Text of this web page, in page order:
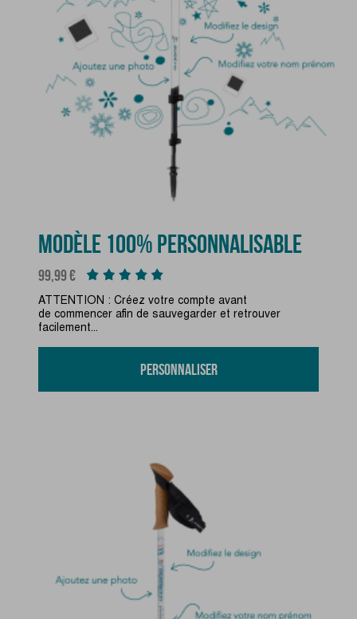
MODÈLE 100% PERSONNALISABLE
Prix
99,99 €
ATTENTION : Créez votre compte avant
de commencer afin de sauvegarder et retrouver
facilement...
Personnaliser